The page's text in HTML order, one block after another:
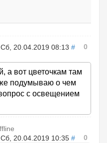
Сб, 20.04.2019 08:13 # 0
а вот цветочкам там
подумываю о чем
с освещением
Сб, 20.04.2019 10:35 # 0